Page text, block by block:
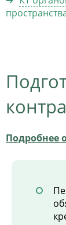
Подробнее